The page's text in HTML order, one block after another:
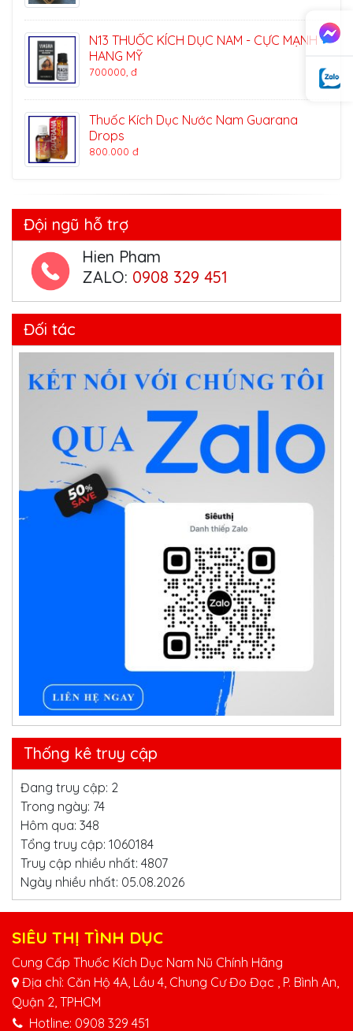
N13 THUỐC KÍCH DỤC NAM - CỰC MẠNH -
HANG MỸ
700000, đ
Thuốc Kích Dục Nước Nam Guarana
Drops
800.000 đ
Đội ngũ hỗ trợ
Hien Pham
ZALO: 0908 329 451
Đối tác
Thống kê truy cập
Đang truy cập: 2
Trong ngày: 74
Hôm qua: 348
Tổng truy cập: 1060184
Truy cập nhiều nhất: 4807
Ngày nhiều nhất: 05.08.2026
SIÊU THỊ TÌNH DỤC
Cung Cấp Thuốc Kích Dục Nam Nũ Chính Hãng
Địa chỉ: Căn Hộ 4A, Lầu 4, Chung Cư Đo Đạc , P. Bình An,
Quận 2, TPHCM
Hotline: 0908 329 451